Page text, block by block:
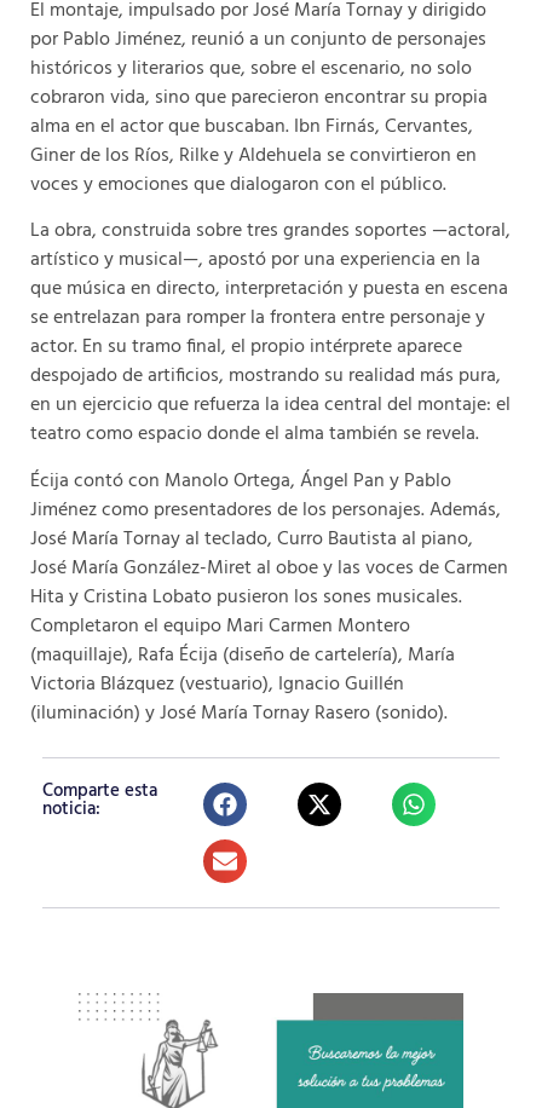
El montaje, impulsado por José María Tornay y dirigido
por Pablo Jiménez, reunió a un conjunto de personajes
históricos y literarios que, sobre el escenario, no solo
cobraron vida, sino que parecieron encontrar su propia
alma en el actor que buscaban. Ibn Firnás, Cervantes,
Giner de los Ríos, Rilke y Aldehuela se convirtieron en
voces y emociones que dialogaron con el público.
La obra, construida sobre tres grandes soportes —actoral,
artístico y musical—, apostó por una experiencia en la
que música en directo, interpretación y puesta en escena
se entrelazan para romper la frontera entre personaje y
actor. En su tramo final, el propio intérprete aparece
despojado de artificios, mostrando su realidad más pura,
en un ejercicio que refuerza la idea central del montaje: el
teatro como espacio donde el alma también se revela.
Écija contó con Manolo Ortega, Ángel Pan y Pablo
Jiménez como presentadores de los personajes. Además,
José María Tornay al teclado, Curro Bautista al piano,
José María González-Miret al oboe y las voces de Carmen
Hita y Cristina Lobato pusieron los sones musicales.
Completaron el equipo Mari Carmen Montero
(maquillaje), Rafa Écija (diseño de cartelería), María
Victoria Blázquez (vestuario), Ignacio Guillén
(iluminación) y José María Tornay Rasero (sonido).
Comparte esta
noticia: